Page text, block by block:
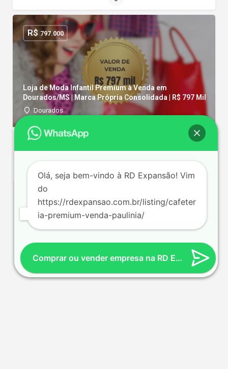
Loja de Moda Infantil Premium à Venda em
Dourados/MS | Marca Própria Consolidada | R$ 797 Mil
Dourados
R$ 797.000
Olá, seja bem-vindo à RD Expansão! Vim
do
https://rdexpansao.com.br/listing/cafeter
ia-premium-venda-paulinia/
Comprar ou vender empresa na RD Expansão